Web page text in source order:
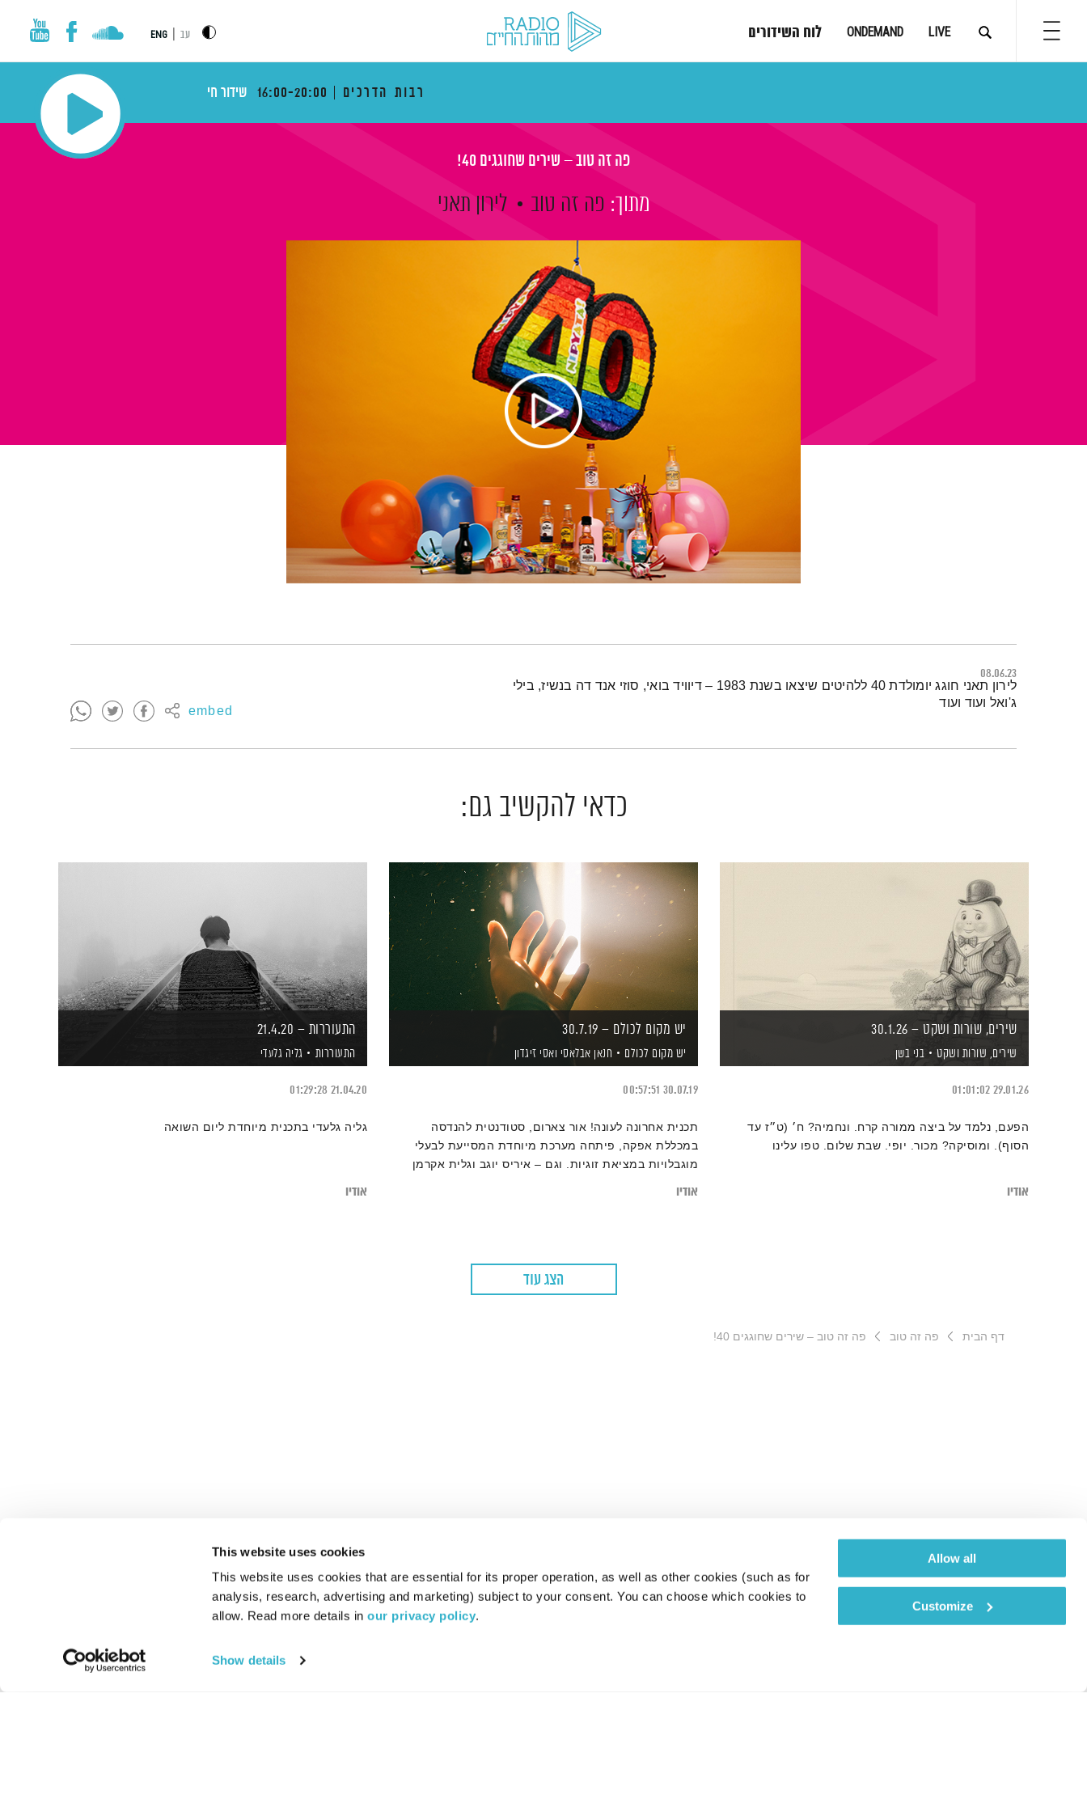
This website uses cookies
This website uses cookies that are essential for its proper operation, as well as other cookies (such as for
analysis, research, advertising and marketing) subject to your consent. You can choose which cookies to
allow. Read more details in our privacy policy.
Show details
Allow all
Customize
LIVE
ONDEMAND לוח השידורים עב ENG
רבות הדרכים 16:00-20:00 שידור חי
פה זה טוב – שירים שחוגגים 40!
מתוך: פה זה טוב לירון תאני
08.06.23
embed
תמצית הפודקאסט
לירון תאני חוגג יומולדת 40 ללהיטים שיצאו בשנת 1983 – דיוויד בואי, סוזי אנד דה בנשיז, בילי
ג'ואל ועוד ועוד
כדאי להקשיב גם:
שירים, שורות ושקט – 30.1.26
שירים, שורות ושקט בני בשן
29.01.26
01:01:02
הפעם, נלמד על ביצה ממורה קרח. ונחמיה? ח׳ (ט״ז עד
הסוף). ומוסיקה? מכור. יופי. שבת שלום. טפו עלינו
אודיו
יש מקום לכולם – 30.7.19
יש מקום לכולם חנאן אבלאסי ואסי זיגדון
30.07.19
00:57:51
תכנית אחרונה לעונה! אור צארום, סטודנטית להנדסה
במכללת אפקה, פיתחה מערכת מיוחדת המסייעת לבעלי
מוגבלויות במציאת זוגיות. וגם – איריס יוגב וגלית אקרמן
אודיו
התעוררות – 21.4.20
התעוררות גליה גלעדי
21.04.20
01:29:28
גליה גלעדי בתכנית מיוחדת ליום השואה
אודיו
הצג עוד
דף הבית פה זה טוב פה זה טוב – שירים שחוגגים 40!